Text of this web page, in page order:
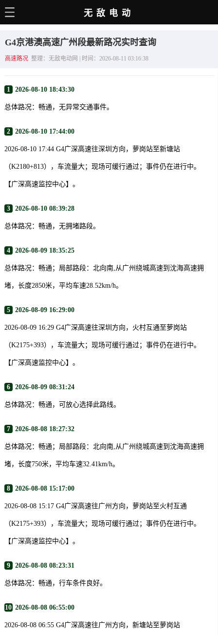
电动百科
电车手册
充电站
用车百科
无敌电动
G4京港澳高速广州段最新路况实时查询
高速路况 整理：无敌电动网 | 时间：2026-08-11 03:16:38
1 2026-08-10 18:43:30
总体路况：畅通，无异常交通事件。
2 2026-08-10 17:44:00
2026-08-10 17:44 G4广深高速往深圳方向，萝岗站至新塘站
（K2180+813），车流量大；现场可缓行通过；事件仍在进行中。
【广深高速监控中心】。
3 2026-08-10 08:39:28
总体路况：畅通，无拥堵路段。
4 2026-08-09 18:35:25
总体路况：畅通；局部路段：北向南,从广州绕城高速到沈海高速拥
堵，长度2850米，平均车速28.52km/h。
5 2026-08-09 16:29:00
2026-08-09 16:29 G4广深高速往深圳方向，火村互通至萝岗站
（K2175+393），车流量大；现场可缓行通过；事件仍在进行中。
【广深高速监控中心】。
6 2026-08-09 08:31:24
总体路况：畅通，可放心选择此路线。
7 2026-08-08 18:27:32
总体路况：畅通；局部路段：北向南,从广州绕城高速到沈海高速拥
堵，长度750米，平均车速32.41km/h。
8 2026-08-08 15:17:00
2026-08-08 15:17 G4广深高速往广州方向，萝岗站至火村互通
（K2175+393），车流量大；现场可缓行通过；事件仍在进行中。
【广深高速监控中心】。
9 2026-08-08 08:23:31
总体路况：畅通，行车条件良好。
10 2026-08-08 06:55:00
2026-08-08 06:55 G4广深高速往广州方向，新塘站至萝岗站